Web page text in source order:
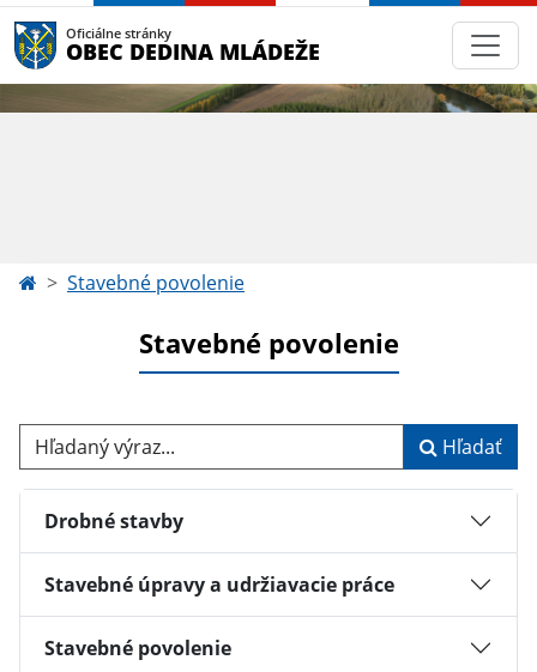
Oficiálne stránky
OBEC DEDINA MLÁDEŽE
Stavebné povolenie
Stavebné povolenie
Hľadaný výraz... Hľadať
Drobné stavby
Stavebné úpravy a udržiavacie práce
Stavebné povolenie